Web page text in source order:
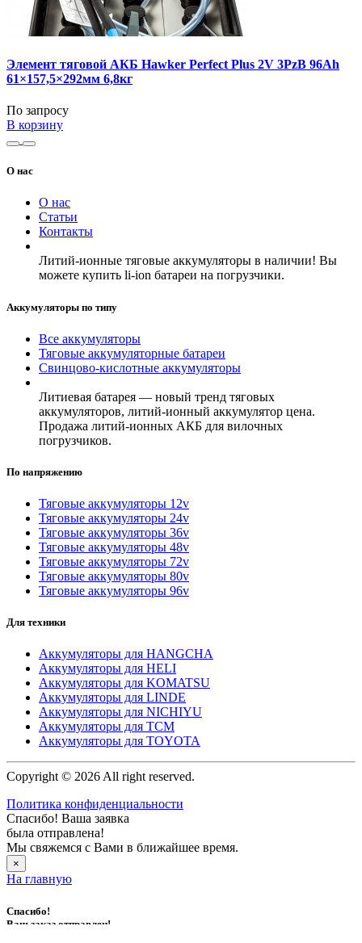
Элемент тяговой АКБ Hawker Perfect Plus 2V 3PzB 96Ah
61×157,5×292мм 6,8кг
По запросу
В корзину
О нас
О нас
Статьи
Контакты
Литий-ионные тяговые аккумуляторы в наличии! Вы
можете купить li-ion батареи на погрузчики.
Аккумуляторы по типу
Все аккумуляторы
Тяговые аккумуляторные батареи
Свинцово-кислотные аккумуляторы
Литиевая батарея — новый тренд тяговых
аккумуляторов, литий-ионный аккумулятор цена.
Продажа литий-ионных АКБ для вилочных
погрузчиков.
По напряжению
Тяговые аккумуляторы 12v
Тяговые аккумуляторы 24v
Тяговые аккумуляторы 36v
Тяговые аккумуляторы 48v
Тяговые аккумуляторы 72v
Тяговые аккумуляторы 80v
Тяговые аккумуляторы 96v
Для техники
Аккумуляторы для HANGCHA
Аккумуляторы для HELI
Аккумуляторы для KOMATSU
Аккумуляторы для LINDE
Аккумуляторы для NICHIYU
Аккумуляторы для TCM
Аккумуляторы для TOYOTA
Copyright © 2026 All right reserved.
Политика конфиденциальности
Спасибо! Ваша заявка
была отправлена!
Мы свяжемся с Вами в ближайшее время.
×
На главную
Спасибо!
Ваш заказ отправлен!